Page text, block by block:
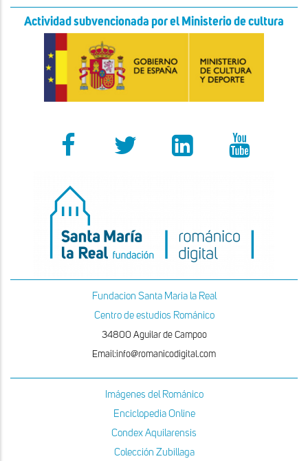
Actividad subvencionada por el Ministerio de cultura
Fundacion Santa Maria la Real
Centro de estudios Románico
34800 Aguilar de Campoo
Email:info@romanicodigital.com
Imágenes del Románico
Enciclopedia Online
Condex Aquilarensis
Colección Zubillaga